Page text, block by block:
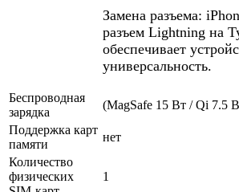
Замена разъема:
разъем Lightning на
обеспечивает
универсальность.
Беспроводная
зарядка
(MagSafe 15 Вт / Qi 7.5
Поддержка карт
памяти
нет
Количество
физических
1